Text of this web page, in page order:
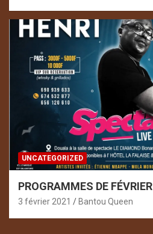
UNCATEGORIZED
PROGRAMMES DE FÉVRIER
3 février 2021 Bantou Queen